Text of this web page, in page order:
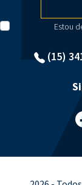
(15)
Estou